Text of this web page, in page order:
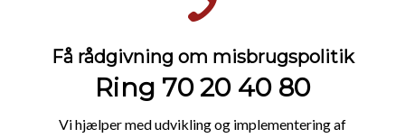
Få rådgivning om misbrugspolitik
Ring 70 20 40 80
Vi hjælper med udvikling og implementering af